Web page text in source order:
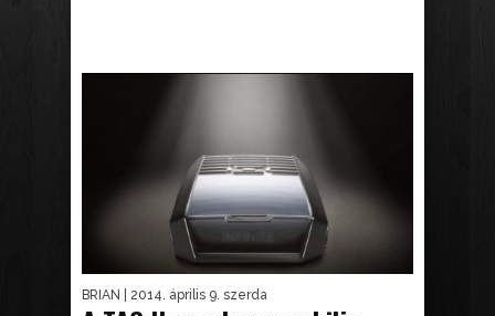
BRIAN | 2014. április 9. szerda